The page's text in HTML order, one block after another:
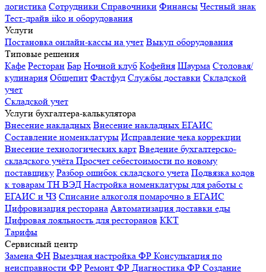
логистика Сотрудники Справочники Финансы Честный знак
Тест-драйв iiko и оборудования
Услуги
Постановка онлайн-кассы на учет Выкуп оборудования
Типовые решения
Кафе Ресторан Бар Ночной клуб Кофейня Шаурма Столовая/
кулинария Общепит Фастфуд Службы доставки Складской
учет
Складской учет
Услуги бухгалтера-калькулятора
Внесение накладных Внесение накладных ЕГАИС
Составление номенклатуры Исправление чека коррекции
Внесение технологических карт Введение бухгалтерско-
складского учёта Просчет себестоимости по новому
поставщику Разбор ошибок складского учета Подвязка кодов
к товарам ТН ВЭД Настройка номенклатуры для работы с
ЕГАИС и ЧЗ Списание алкоголя помарочно в ЕГАИС
Цифровизация ресторана Автоматизация доставки еды
Цифровая лояльность для ресторанов ККТ
Тарифы
Сервисный центр
Замена ФН Выездная настройка ФР Консультация по
неисправности ФР Ремонт ФР Диагностика ФР Создание